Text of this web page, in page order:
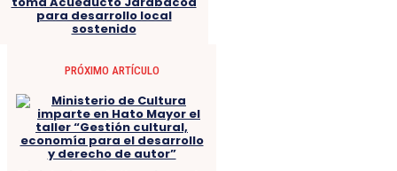
para desarrollo local
sostenido
PRÓXIMO ARTÍCULO